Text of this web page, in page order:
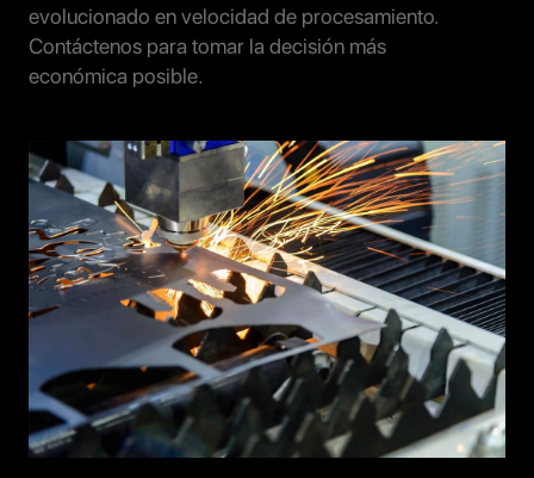
evolucionado en velocidad de procesamiento.
Contáctenos para tomar la decisión más
económica posible.